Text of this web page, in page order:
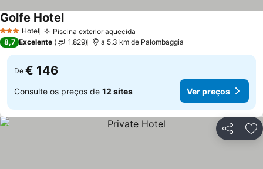
3 EstrelasHotel Piscina exterior aquecida
Golfe HotelVer preços
8,7 Excelente 1.829 a 5.3 km de Palombaggia
De € 146
Consulte os preços de 12 sites Ver preços
Partilhar